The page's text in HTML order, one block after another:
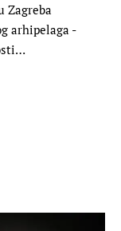
Zagreba
arhipelaga -